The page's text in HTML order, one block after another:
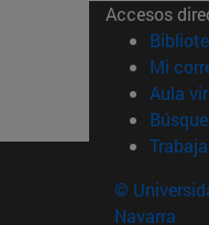
Accesos
Mi
Aula
©
Navarra